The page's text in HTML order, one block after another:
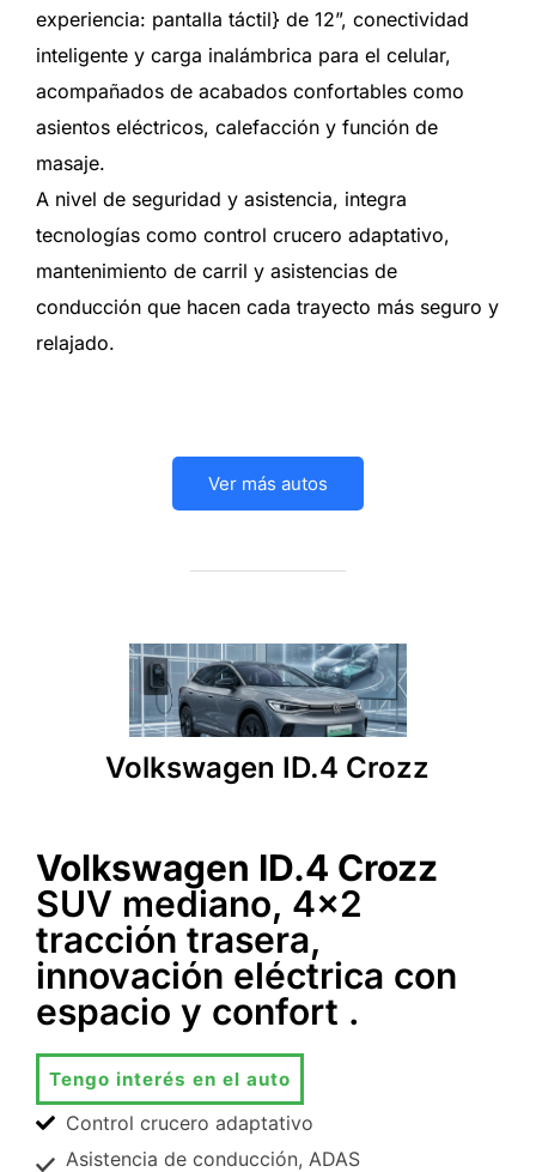
experiencia: pantalla táctil} de 12”, conectividad
inteligente y carga inalámbrica para el celular,
acompañados de acabados confortables como
asientos eléctricos, calefacción y función de
masaje.
A nivel de seguridad y asistencia, integra
tecnologías como control crucero adaptativo,
mantenimiento de carril y asistencias de
conducción que hacen cada trayecto más seguro y
relajado.
Ver más autos
Volkswagen ID.4 Crozz
Volkswagen ID.4 Crozz
SUV mediano, 4x2
tracción trasera,
innovación eléctrica con
espacio y confort .
Tengo interés en el auto
Control crucero adaptativo
Asistencia de conducción, ADAS